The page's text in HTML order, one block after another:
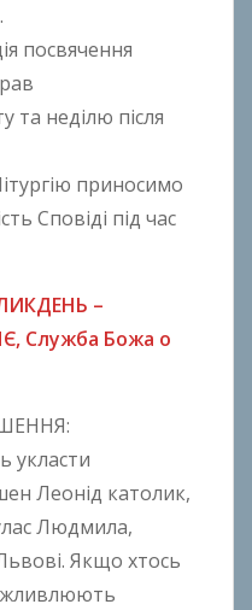
посвячення
та неділю після
приносимо
Сповіді під час
–
Служба Божа о
укласти
Леонід католик,
Людмила,
Якщо хтось